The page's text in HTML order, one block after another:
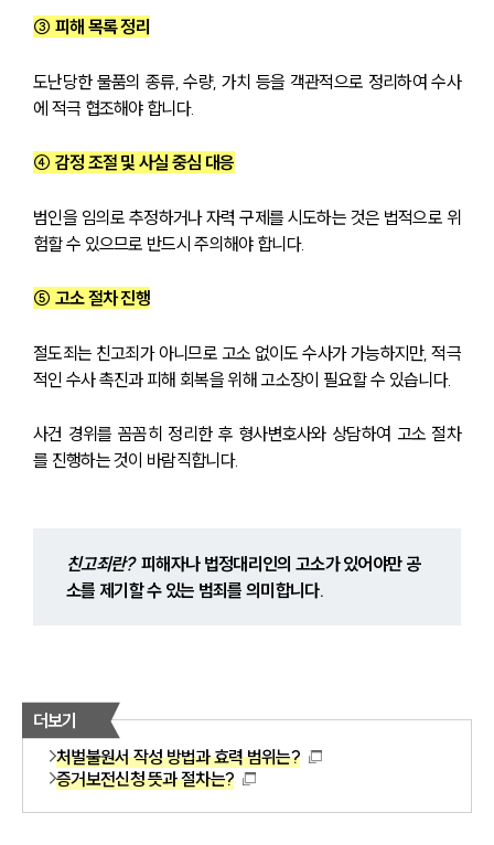
③ 피해 목록 정리
도난당한 물품의 종류, 수량, 가치 등을 객관적으로 정리하여 수사
에 적극 협조해야 합니다.
④ 감정 조절 및 사실 중심 대응
범인을 임의로 추정하거나 자력 구제를 시도하는 것은 법적으로 위
험할 수 있으므로 반드시 주의해야 합니다.
⑤ 고소 절차 진행
절도죄는 친고죄가 아니므로 고소 없이도 수사가 가능하지만, 적극
적인 수사 촉진과 피해 회복을 위해 고소장이 필요할 수 있습니다.
사건 경위를 꼼꼼히 정리한 후 형사변호사와 상담하여 고소 절차
를 진행하는 것이 바람직합니다.
친고죄란?
  피해자나 법정대리인의 고소가 있어야만 공
소를 제기할 수 있는 범죄를 의미합니다.
더보기
처벌불원서 작성 방법과 효력 범위는?
증거보전신청 뜻과 절차는?